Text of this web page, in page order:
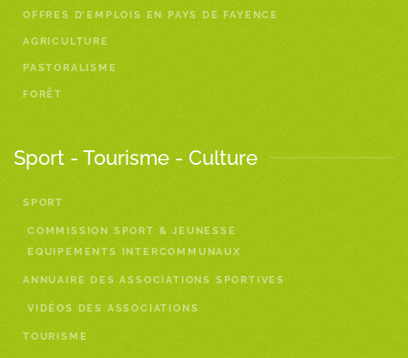
OFFRES D’EMPLOIS EN PAYS DE FAYENCE
AGRICULTURE
PASTORALISME
FORÊT
Sport - Tourisme - Culture
SPORT
COMMISSION SPORT & JEUNESSE
EQUIPEMENTS INTERCOMMUNAUX
ANNUAIRE DES ASSOCIATIONS SPORTIVES
VIDÉOS DES ASSOCIATIONS
TOURISME